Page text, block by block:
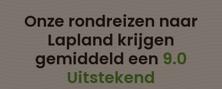
Onze rondreizen naar
Lapland krijgen
gemiddeld een 9.0
Uitstekend